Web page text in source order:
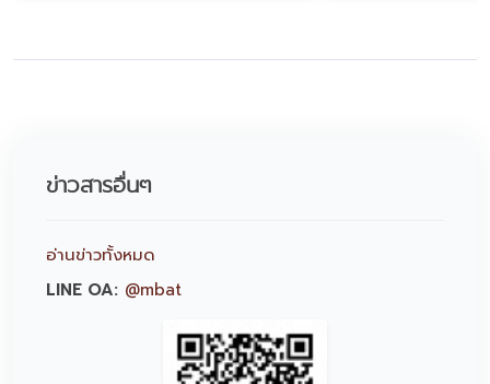
ข่าวสารอื่นๆ
อ่านข่าวทั้งหมด
LINE OA: @mbat